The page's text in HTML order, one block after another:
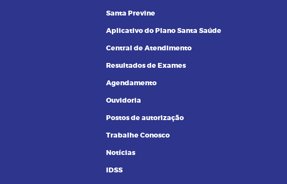
os benefícios dessa prática
Santa Previne
Aplicativo do Plano Santa Saúde
Central de Atendimento
Resultados de Exames
Agendamento
Ouvidoria
Postos de autorização
Trabalhe Conosco
Notícias
IDSS